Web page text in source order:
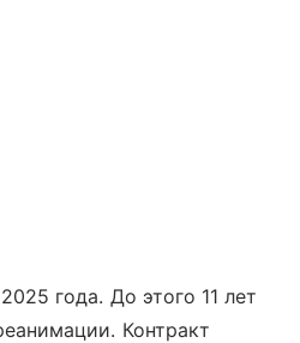
года. До этого 11 лет
Контракт